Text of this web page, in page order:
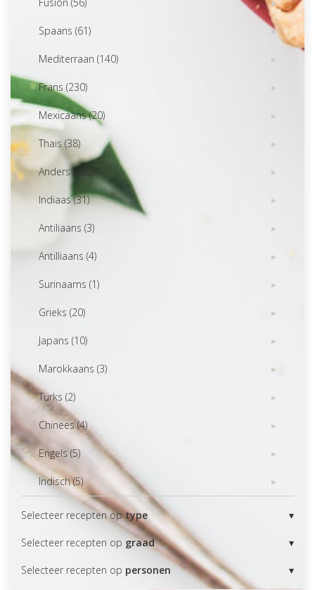
Spaans (61)
Mediterraan (140)
Frans (230)
Mexicaans (20)
Thais (38)
Anders (122)
Indiaas (31)
Antiliaans (3)
Antilliaans (4)
Surinaams (1)
Grieks (20)
Japans (10)
Marokkaans (3)
Turks (2)
Chinees (4)
Engels (5)
Indisch (5)
Selecteer recepten optype
Selecteer recepten op graad
Selecteer recepten op personen